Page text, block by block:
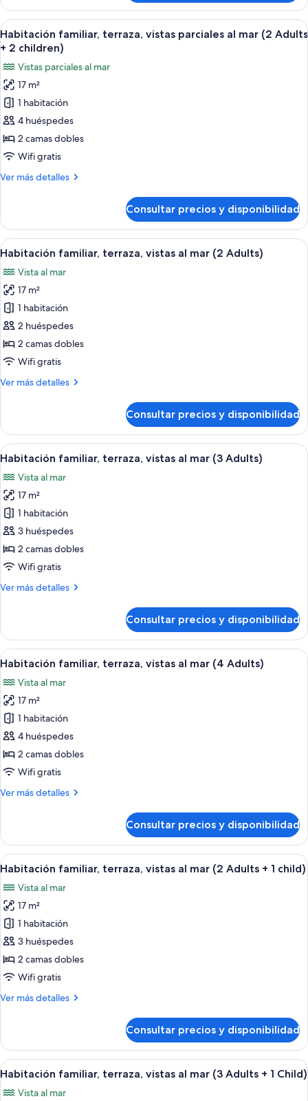
Adults
+
1
child)
familiar,
terraza,
vistas
parciales
mar
(3
Adults
+
Abrir
todas
fotos
de
Habitación
familiar,
terraza,
vistas
al
Adults
+
children)
Habitación de hotel con una cama
5
Habitación familiar, terraza, vistas parciales al mar (2 Adults
+ 2 children)
Vistas parciales al mar
17 m²
1 habitación
4 huéspedes
2 camas dobles
Wifi gratis
Ver más detalles
Más
familiar,
terraza,
vistas
al
mar
(2
Adults
+
2
children)
Consultar precios y disponibilidad
Abrir
todas
las
fotos
de
Habitación
familiar,
terraza,
al
Adults)
Habitación de hotel con dos camas,
6
Habitación familiar, terraza, vistas al mar (2 Adults)
Vista al mar
17 m²
1 habitación
2 huéspedes
2 camas dobles
Wifi gratis
Ver más detalles
Más
familiar,
terraza,
vistas
mar
(2
Adults)
Consultar precios y disponibilidad
Abrir
todas
las
fotos
de
Habitación
familiar,
terraza,
al
Adults)
Habitación de hotel con dos camas,
5
Habitación familiar, terraza, vistas al mar (3 Adults)
Vista al mar
17 m²
1 habitación
3 huéspedes
2 camas dobles
Wifi gratis
Ver más detalles
Más
familiar,
terraza,
vistas
mar
(3
Adults)
Consultar precios y disponibilidad
Abrir
todas
las
fotos
de
Habitación
familiar,
terraza,
al
Adults)
Habitación de hotel con dos camas,
5
Habitación familiar, terraza, vistas al mar (4 Adults)
Vista al mar
17 m²
1 habitación
4 huéspedes
2 camas dobles
Wifi gratis
Ver más detalles
Más
familiar,
terraza,
vistas
mar
(4
Adults)
Consultar precios y disponibilidad
Abrir
todas
las
fotos
de
Habitación
familiar,
terraza,
al
Adults
+
1
Habitación de hotel con dos camas,
5
Habitación familiar, terraza, vistas al mar (2 Adults + 1 child)
Vista al mar
17 m²
1 habitación
3 huéspedes
2 camas dobles
Wifi gratis
Ver más detalles
Más
familiar,
terraza,
vistas
mar
Consultar precios y disponibilidad
Abrir
todas
Habitación de hotel con dos camas,
5
Habitación familiar, terraza, vistas al mar (3 Adults + 1 Child)
Vista al mar